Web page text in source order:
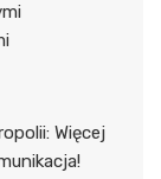
Więcej